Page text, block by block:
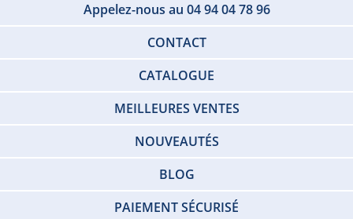
Appelez-nous au 04 94 04 78 96
CONTACT
CATALOGUE
MEILLEURES VENTES
NOUVEAUTÉS
BLOG
PAIEMENT SÉCURISÉ